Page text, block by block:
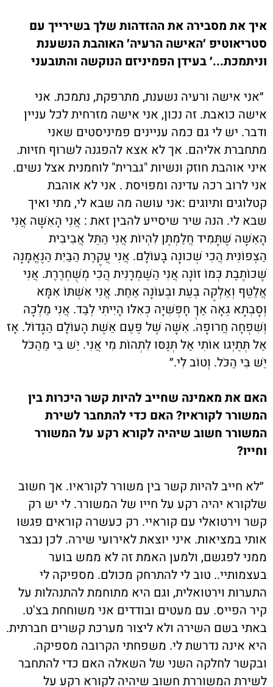
איך את מסבירה את ההזדהות שלך בשירייך עם
סטריאוטיפ ׳האישה הרעיה׳ האוהבת הנשענת
וניתמכת...׳ בעידן הפמיניזם הנוקשה והתובעני
״אני אישה ורעיה נשענת, מתרפקת, נתמכת. אני
אישה כואבת. זה נכון, אני אישה מזרחית לכל עניין
ודבר. יש לי גם כמה עניינים פמיניסטים שאני
מתחברת אליהם. אך לא אצא להפגנה לשרוף חזיות.
איני אוהבת חוזק ונשיות "גברית" לוחמנית אצל נשים.
אני לרוב רכה עדינה ומפויסת . אני לא אוהבת
קטלוגים ותיוגים :אני עושה מה שבא לי, מתי ואיך
שבא לי. הנה שיר שיסייע להבין זאת : אֲנִי הָאִשָּׁה אֲנִי
הָאִשָּׁה שֶׁתָּמִיד חֲלַמְתֶּן לִהְיוֹת אֲנִי הַתֵּל אֲבִיבִית
הַצְּפוֹנִית הֲכִי שְׁכוּנָה בָּעוֹלָם. אֲנִי עֲקֶרֶת הַבַּיִת הַנֶּאֱמָנָה
שֶׁכּוֹתֶבֶת כְּמוֹ זוֹנָה אֲנִי הַשַּׁמְרָנִית הֲכִי מְשֻׁחְרֶרֶת. אֲנִי
אֲלַטֵּף וְאַלְקֶה בְּעֵת וּבְעוֹנָה אַחַת. אֲנִי אִשְׁתּוֹ אִמָּא
וְסָבְתָא גֵּאָה אַךְ חָפְשִׁיָּה כְּאִלּוּ הָיִיתִי לְבַד. אֲנִי מַלְכָּה
וְשִׁפְחָה חֲרוּפָה. אִשָּׁה שֶׁל פַּעַם אֵשֶּׁת הָעוֹלָם הַגָּדוֹל. אָז
אַל תְּתַיְּגוּ אוֹתִי אַל תְּנַסּוּ לִתְהוֹת מִי אֲנִי. יֵשׁ בִּי מֵהַכֹּל
יֵשׁ בִּי הַכֹּל. וְטוֹב לִי.״
האם את מאמינה שחייב להיות קשר היכרות בין
המשורר לקוראיו? האם כדי להתחבר לשירת
המשורר חשוב שיהיה לקורא רקע על המשורר
וחייו?
״לא חייב להיות קשר בין משורר לקוראיו. אך חשוב
שלקורא יהיה רקע על חייו של המשורר. לי יש רק
קשר וירטואלי עם קוראיי. רק כעשרה קוראים פגשו
אותי במציאות. איני יוצאת לאירועי שירה. לכן נבצר
ממני לפגשם, ולמען האמת זה לא ממש בוער
בעצמותיי.. טוב לי להתרחק מכולם. מספיקה לי
התערות וירטואלית, וגם היא מתוחמת להתנהלות על
קיר הפייס. עם מעטים ובודדים אני משוחחת בצ'ט.
באתי בשם השירה ולא ליצור מערכת קשרים חברתית.
היא אינה נדרשת לי. משפחתי הקרובה מספיקה.
ובקשר לחלקה השני של השאלה האם כדי להתחבר
לשירת המשוררת חשוב שיהיה לקורא רקע על